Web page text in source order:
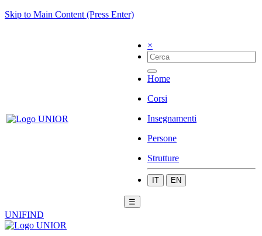
Skip to Main Content (Press Enter)
×
Home
Corsi
Insegnamenti
Persone
Strutture
IT EN
☰
UNIFIND